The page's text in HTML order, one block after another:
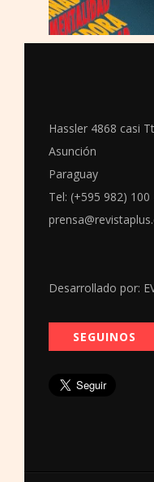
Hassler 4868 casi
Asunción
Paraguay
Tel: (+595 982) 100
Desarrollado por:
SEGUINOS